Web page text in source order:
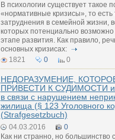
В психологии существует такое
«нормативные кризисы», то есть
затруднения в семейной жизни,
которых потенциально
этапе развития. Как правило,
основных кризисах:
1821
0 0
НЕДОРАЗУМЕНИЕ,
ПРИВЕСТИ К СУДИМОСТИ
в связи с нарушением
жилища (§ 123 Уголовного
(Strafgesetzbuch)
04.03.2016
0
Как ни странно, но большинство